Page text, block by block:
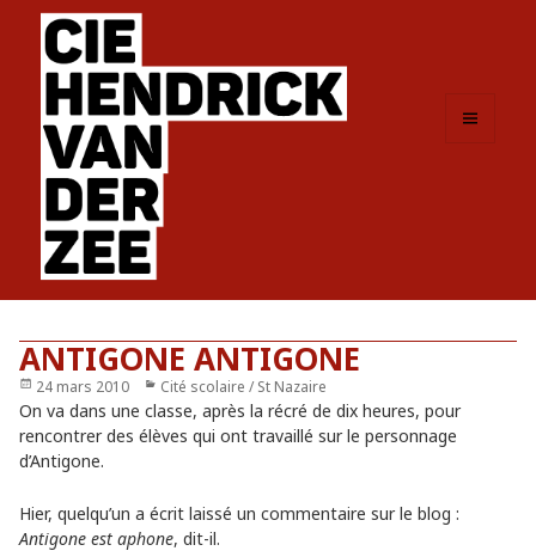
ANTIGONE ANTIGONE
Publié
le
24 mars 2010 Catégories
Cité scolaire / St Nazaire
On va dans une classe, après la récré de dix heures, pour
rencontrer des élèves qui ont travaillé sur le personnage
d’Antigone.
Hier, quelqu’un a écrit laissé un commentaire sur le blog :
Antigone est aphone, dit-il.